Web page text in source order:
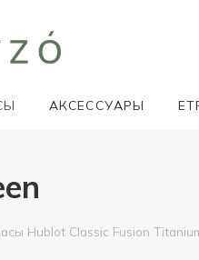
АКСЕССУАРЫ
Hublot Classic Fusion